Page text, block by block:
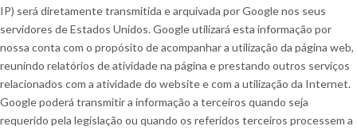
IP) será diretamente transmitida e arquivada por Google nos seus
servidores de Estados Unidos. Google utilizará esta informação por
nossa conta com o propósito de acompanhar a utilização da página web,
reunindo relatórios de atividade na página e prestando outros serviços
relacionados com a atividade do website e com a utilização da Internet.
Google poderá transmitir a informação a terceiros quando seja
requerido pela legislação ou quando os referidos terceiros processem a